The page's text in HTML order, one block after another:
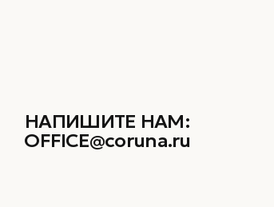
НАПИШИТЕ НАМ:
OFFICE@coruna.ru